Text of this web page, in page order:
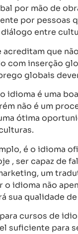
por mão de
por pessoas
entre
acreditam que
com inserção
globais
idioma é uma
não é um
ótima
é o idioma
, ser capaz de
um
idioma não
sua qualidade
cursos de
suficiente para